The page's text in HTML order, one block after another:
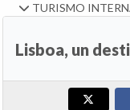
TURISMO
Lisboa, un